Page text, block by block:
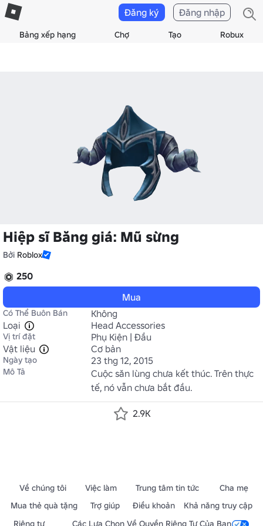
Bảng xếp hạng Chợ Tạo Robux
Đăng ký Đăng nhập
Hiệp sĩ Băng giá: Mũ sừng
Bởi Roblox
250
Mua
Có Thể Buôn Bán
Không
Loại
Head Accessories
Vị trí đặt
Phụ Kiện | Đầu
Vật liệu
Cơ bản
Ngày tạo 23 thg 12, 2015
Mô Tả
Cuộc săn lùng chưa kết thúc. Trên thực
tế, nó vẫn chưa bắt đầu.
2.9K
Về chúng tôi Việc làm Trung tâm tin tức
Cha mẹ
Mua thẻ quà tặng
Trợ giúp Điều khoản
Khả năng truy cập
Riêng tư
Các Lựa Chọn Về Quyền Riêng Tư Của Bạn